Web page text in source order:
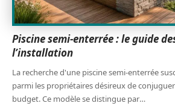
Piscine semi-enterrée : le guide
l’installation
La recherche d'une piscine semi-enterrée
parmi les propriétaires désireux de
budget. Ce modèle se distingue par…